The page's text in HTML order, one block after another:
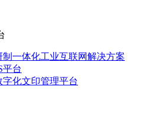
一体化工业互联网解决方案
平台
化文印管理平台